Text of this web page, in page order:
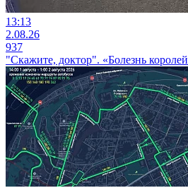
13:13
2.08.26
937
"Скажите, доктор". «Болезнь